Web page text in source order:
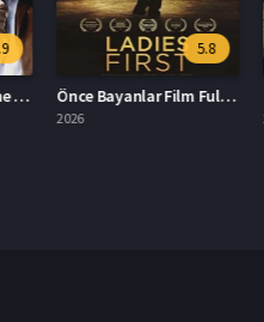
5.8
Önce Bayanlar Film Full HD İzle